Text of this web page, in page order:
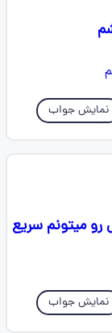
نمایش جواب
برای انسان و محیط ۳ درس رو میتونم سریع
نمایش جواب